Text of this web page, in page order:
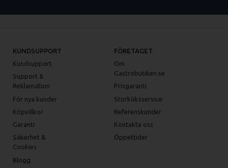
KUNDSUPPORT
Kundsupport
Support &
Reklamation
För nya kunder
Köpvillkor
Garanti
Säkerhet &
Cookies
Blogg
FÖRETAGET
Om
Gastrobutiken.se
Prisgaranti
Storköksservice
Referenskunder
Kontakta oss
Öppettider